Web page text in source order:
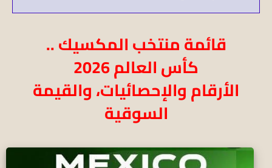
قائمة منتخب المكسيك ..
كأس العالم 2026
الأرقام والإحصائيات، والقيمة
السوقية